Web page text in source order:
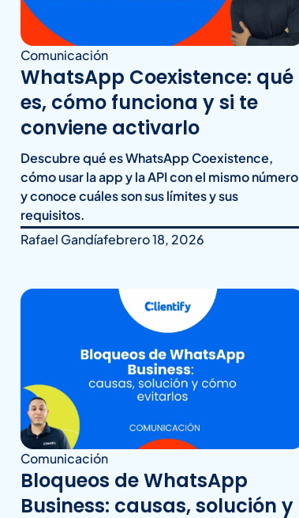
Comunicación
WhatsApp Coexistence: qué
es, cómo funciona y si te
conviene activarlo
Descubre qué es WhatsApp Coexistence,
cómo usar la app y la API con el mismo número
y conoce cuáles son sus límites y sus
requisitos.
Rafael Gandíafebrero 18, 2026
Comunicación
Bloqueos de WhatsApp
Business: causas, solución y